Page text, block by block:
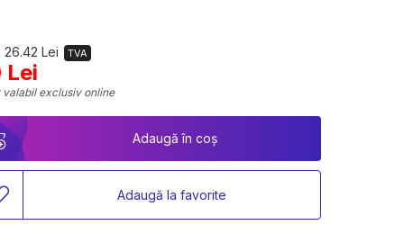
26.42 Lei TVA
Lei
valabil exclusiv online
Adaugă în coș
Adaugă la favorite